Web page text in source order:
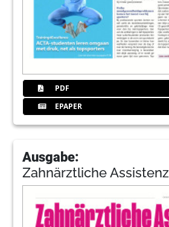
PDF
EPAPER
Ausgabe:
Zahnärztliche Assistenz